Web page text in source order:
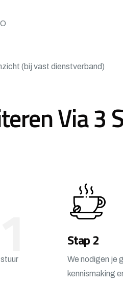
(bij vast dienstverband)
Via 3
Stap 2
We nodigen je
kennismaking